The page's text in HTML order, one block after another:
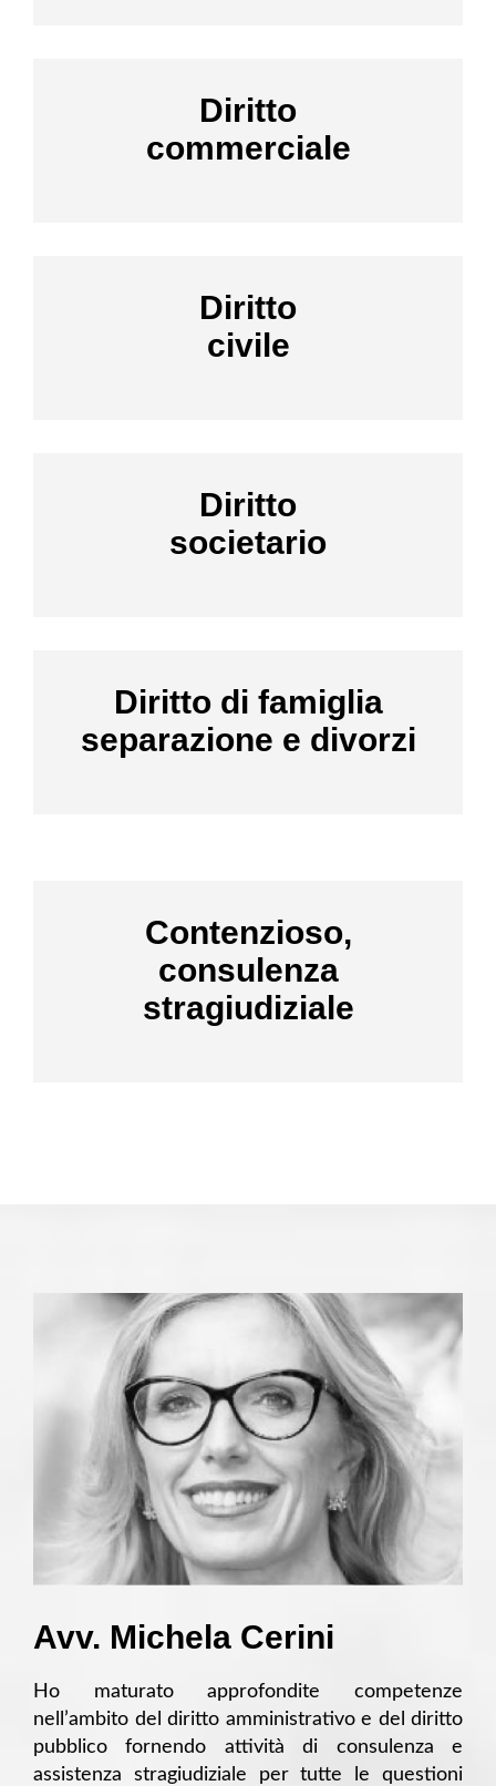
Diritto
commerciale
Diritto
civile
Diritto
societario
Diritto di famiglia
separazione e divorzi
Contenzioso,
consulenza
stragiudiziale
Avv. Michela Cerini
Ho maturato approfondite competenze
nell’ambito del diritto amministrativo e del diritto
pubblico fornendo attività di consulenza e
assistenza stragiudiziale per tutte le questioni